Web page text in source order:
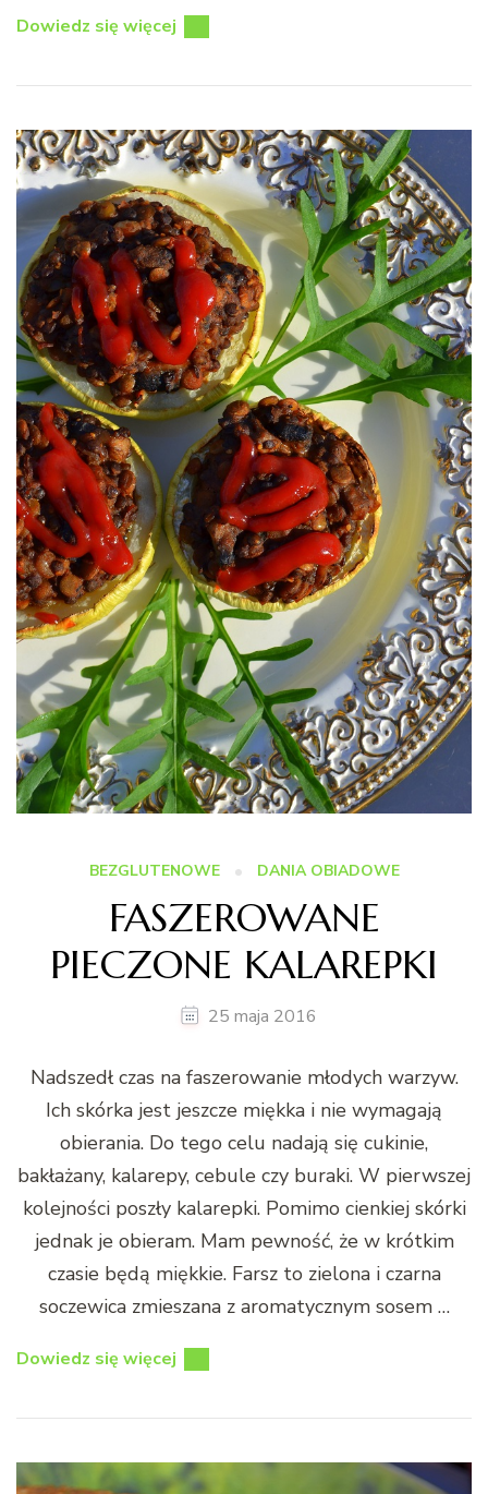
Dowiedz się więcej
BEZGLUTENOWE DANIA OBIADOWE
FASZEROWANE
PIECZONE KALAREPKI
25 maja 2016
Nadszedł czas na faszerowanie młodych warzyw.
Ich skórka jest jeszcze miękka i nie wymagają
obierania. Do tego celu nadają się cukinie,
bakłażany, kalarepy, cebule czy buraki. W pierwszej
kolejności poszły kalarepki. Pomimo cienkiej skórki
jednak je obieram. Mam pewność, że w krótkim
czasie będą miękkie. Farsz to zielona i czarna
soczewica zmieszana z aromatycznym sosem …
Dowiedz się więcej